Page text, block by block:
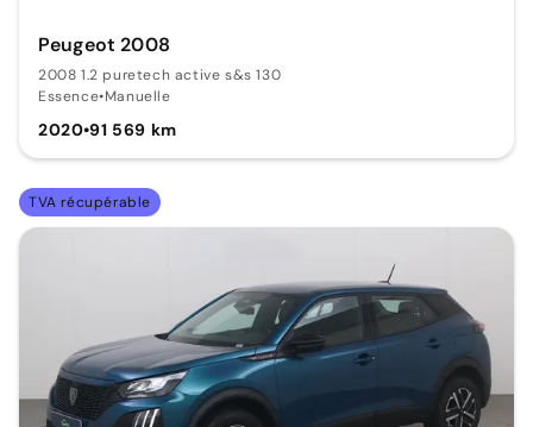
Peugeot 2008
2008 1.2 puretech active s&s 130
Essence•Manuelle
2020•91 569 km
TVA récupérable